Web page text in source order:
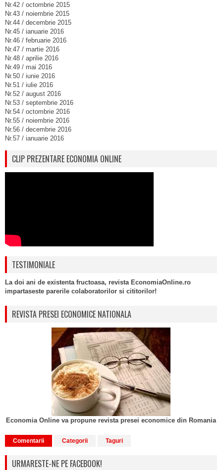
Nr.42 / octombrie 2015
Nr.43 / noiembrie 2015
Nr.44 / decembrie 2015
Nr.45 / ianuarie 2016
Nr.46 / februarie 2016
Nr.47 / martie 2016
Nr.48 / aprilie 2016
Nr.49 / mai 2016
Nr.50 / iunie 2016
Nr.51 / iulie 2016
Nr.52 / august 2016
Nr.53 / septembrie 2016
Nr.54 / octombrie 2016
Nr.55 / noiembrie 2016
Nr.56 / decembrie 2016
Nr.57 / ianuarie 2016
CLIP PREZENTARE ECONOMIA ONLINE
TESTIMONIALE
La doi ani de existenta fructoasa, revista EconomiaOnline.ro
impartaseste parerile colaboratorilor si cititorilor!
REVISTA PRESEI ECONOMICE NATIONALA
Economia Online va propune revista presei economice din Romania
Comentarii Categorii Taguri
URMARESTE-NE PE FACEBOOK!